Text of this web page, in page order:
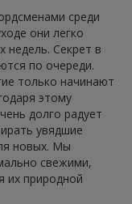
среди
они легко
недель. Секрет в
по очереди.
только начинают
этому
долго радует
увядшие
новых. Мы
свежими,
их природной